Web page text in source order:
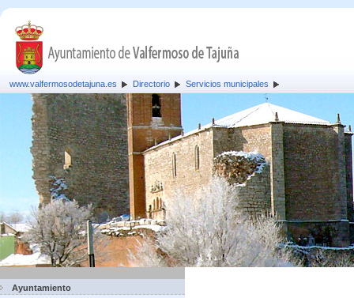
www.valfermosodetajuna.es Directorio Servicios municipales
Ayuntamiento